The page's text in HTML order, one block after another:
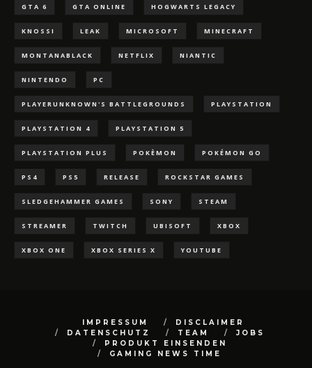
GTA 6 GTA ONLINE HOGWARTS LEGACY
KNOSSI LEAK MICROSOFT MINECRAFT
MONTANABLACK NETFLIX NIANTIC
NINTENDO PC
PLAYERUNKNOWN'S BATTLEGROUNDS PLAYSTATION
PLAYSTATION 4 PLAYSTATION 5
PLAYSTATION PLUS POKÈMON POKÉMON GO
PS4 PS5 RELEASE ROCKSTAR GAMES
SLEDGEHAMMER GAMES SONY STEAM
STREAMER TWITCH UBISOFT XBOX
XBOX ONE XBOX SERIES X YOUTUBE
IMPRESSUM
DISCLAIMER
DATENSCHUTZ
TEAM
JOBS
PRODUKT EINSENDEN
GAMING NEWS TIME